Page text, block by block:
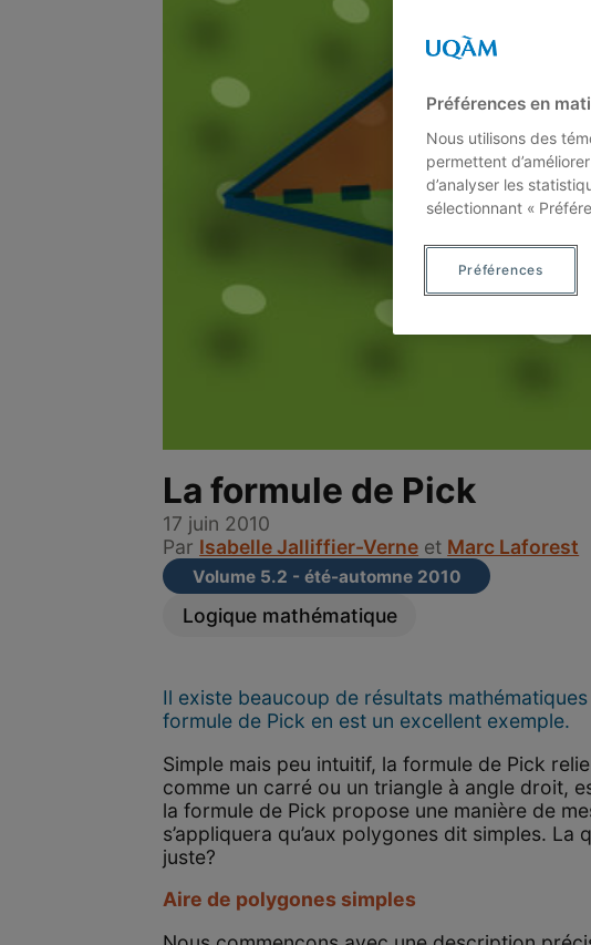
La formule de Pick
17 juin 2010
Par Isabelle Jalliffier-Verne et Marc Laforest
Volume 5.2 - été-automne 2010
Logique mathématique
Il existe beaucoup de résultats
formule de Pick en est un excellent exemple.
Simple mais peu intuitif, la formule de Pick
comme un carré ou un triangle à angle droit,
la formule de Pick propose une manière de
s’appliquera qu’aux polygones dit simples.
juste?
Aire de polygones simples
Préférences en
Nous utilisons des
permettent
d’analyser les
sélectionnant «
Préférences